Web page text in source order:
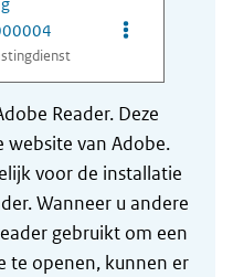
Opties van
Reader. Deze
van Adobe.
voor de installatie
Wanneer u andere
gebruikt om een
te openen, kunnen er